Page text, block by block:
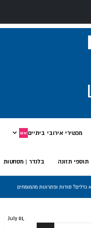
מכשירי אירובי ביתיים אש
תוספי תזונה בלנדר | מסחטות
סודות ופתרונות מהמומחים
July 01,